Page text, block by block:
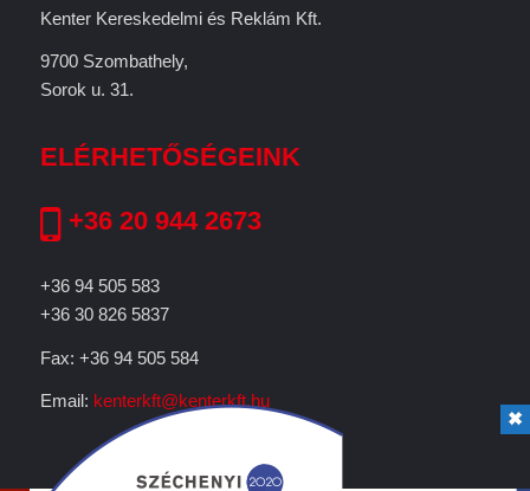
Kenter Kereskedelmi és Reklám Kft.
9700 Szombathely,
Sorok u. 31.
ELÉRHETŐSÉGEINK
+36 20 944 2673
+36 94 505 583
+36 30 826 5837
Fax: +36 94 505 584
Email: kenterkft@kenterkft.hu